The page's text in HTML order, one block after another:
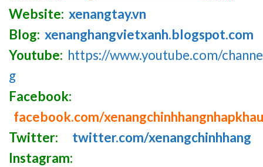
Website: xenangtay.vn
Blog: xenanghangvietxanh.blogspot.com
Youtube: https://www.youtube.com/
g
Facebook:
facebook.com/xenangchinhhangnhapkhau
Twitter:
twitter.com/xenangchinhhang
Instagram: